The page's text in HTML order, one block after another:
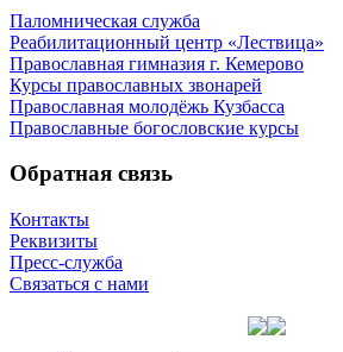
Паломническая служба
Реабилитационный центр «Лествица»
Православная гимназия г. Кемерово
Курсы православных звонарей
Православная молодёжь Кузбасса
Православные богословские курсы
Обратная связь
Контакты
Реквизиты
Пресс-служба
Связаться с нами